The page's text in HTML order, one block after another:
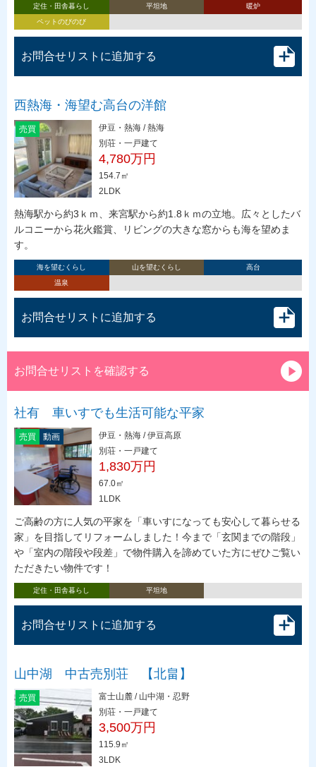
定住・田舎暮らし 平坦地
暖炉
ペットのびのび
お問合せリストに追加する
西熱海・海望む高台の洋館
売買
伊豆・熱海 / 熱海
別荘・一戸建て
4,780万円
154.7㎡
2LDK
熱海駅から約3ｋｍ、来宮駅から約1.8ｋｍの立地。広々としたバ
ルコニーから花火鑑賞、リビングの大きな窓からも海を望めま
す。
海を望むくらし 山を望むくらし
高台
温泉
お問合せリストに追加する
お問合せリストを確認する
社有 車いすでも生活可能な平家
売買 動画
伊豆・熱海 / 伊豆高原
別荘・一戸建て
1,830万円
67.0㎡
1LDK
ご高齢の方に人気の平家を「車いすになっても安心して暮らせる
家」を目指してリフォームしました！今まで「玄関までの階段」
や「室内の階段や段差」で物件購入を諦めていた方にぜひご覧い
ただきたい物件です！
定住・田舎暮らし 平坦地
お問合せリストに追加する
山中湖 中古売別荘 【北畠】
売買
富士山麓 / 山中湖・忍野
別荘・一戸建て
3,500万円
115.9㎡
3LDK